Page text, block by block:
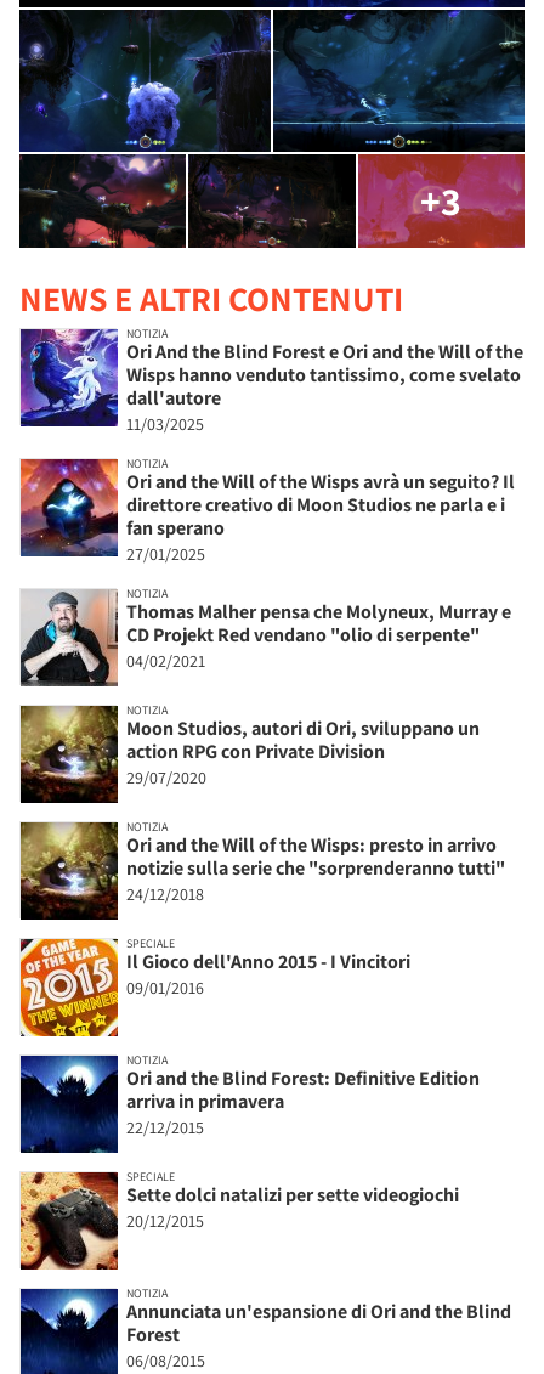
+3
NEWS E ALTRI CONTENUTI
NOTIZIA
Ori And the Blind Forest e Ori and the Will of the
Wisps hanno venduto tantissimo, come svelato
dall'autore
11/03/2025
NOTIZIA
Ori and the Will of the Wisps avrà un seguito? Il
direttore creativo di Moon Studios ne parla e i
fan sperano
27/01/2025
NOTIZIA
Thomas Malher pensa che Molyneux, Murray e
CD Projekt Red vendano "olio di serpente"
04/02/2021
NOTIZIA
Moon Studios, autori di Ori, sviluppano un
action RPG con Private Division
29/07/2020
NOTIZIA
Ori and the Will of the Wisps: presto in arrivo
notizie sulla serie che "sorprenderanno tutti"
24/12/2018
SPECIALE
Il Gioco dell'Anno 2015 - I Vincitori
09/01/2016
NOTIZIA
Ori and the Blind Forest: Definitive Edition
arriva in primavera
22/12/2015
SPECIALE
Sette dolci natalizi per sette videogiochi
20/12/2015
NOTIZIA
Annunciata un'espansione di Ori and the Blind
Forest
06/08/2015